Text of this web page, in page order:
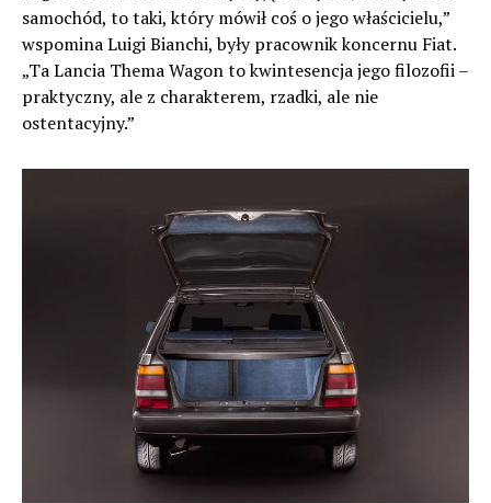
samochód, to taki, który mówił coś o jego właścicielu,”
wspomina Luigi Bianchi, były pracownik koncernu Fiat.
„Ta Lancia Thema Wagon to kwintesencja jego filozofii –
praktyczny, ale z charakterem, rzadki, ale nie
ostentacyjny.”